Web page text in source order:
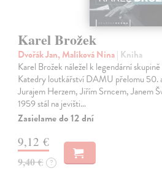
Karel Brožek
Dvořák Jan, Malíková Nina| Kniha
Karel Brožek náležel k legendární
Katedry loutkářství DAMU přelomu 50.
Jurajem Herzem, Jiřím Srncem, Janem
1959 stál na jevišti…
Zasielame do 12 dní
9,12 €
9,40 € ?